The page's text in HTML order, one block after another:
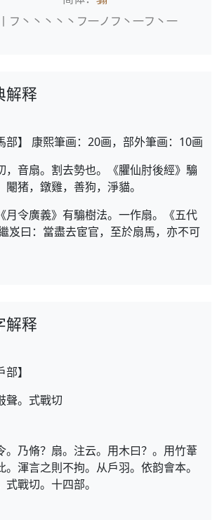
フ丶丶丶丶丶フ一ノフ丶一フ丶一
解释
部】 康熙筆画：20画，部外筆画：10画
，音扇。割去勢也。《臞仙肘後經》騸
猪，鐓雞，善狗，淨貓。
月令廣義》有騸樹法。一作扇。《五代
岌曰：當盡去宦官，至於扇馬，亦不可
解释
】
聲。式戰切
。乃脩？扇。注云。用木曰？。用竹葦
。渾言之則不拘。从戶羽。依韵會本。
戰切。十四部。